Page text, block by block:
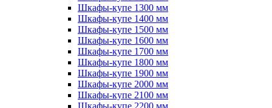
Шкафы-купе 1300 мм
Шкафы-купе 1400 мм
Шкафы-купе 1500 мм
Шкафы-купе 1600 мм
Шкафы-купе 1700 мм
Шкафы-купе 1800 мм
Шкафы-купе 1900 мм
Шкафы-купе 2000 мм
Шкафы-купе 2100 мм